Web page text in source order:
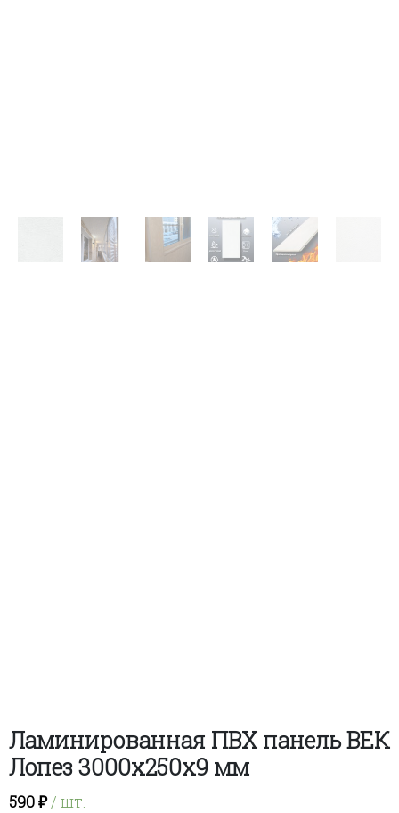
Ламинированная ПВХ панель ВЕК
Лопез 3000х250х9 мм
590₽/ шт.